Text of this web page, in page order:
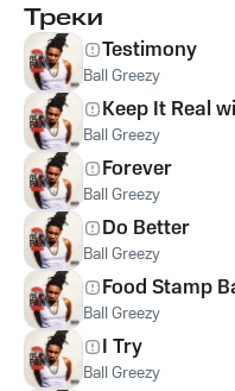
Треки
Testimony
Ball Greezy
Keep It Real
Ball Greezy
Forever
Ball Greezy
Do Better
Ball Greezy
Food Stamp
Ball Greezy
I Try
Ball Greezy